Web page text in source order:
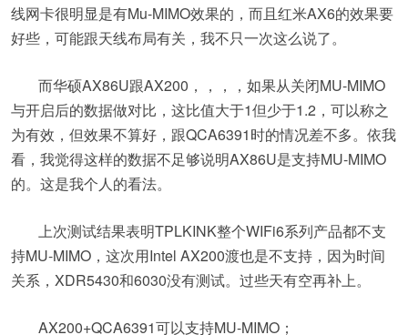
线网卡很明显是有Mu-MIMO效果的，而且红米AX6的效果要
好些，可能跟天线布局有关，我不只一次这么说了。
而华硕AX86U跟AX200，，，，如果从关闭MU-MIMO
与开启后的数据做对比，这比值大于1但少于1.2，可以称之
为有效，但效果不算好，跟QCA6391时的情况差不多。依我
看，我觉得这样的数据不足够说明AX86U是支持MU-MIMO
的。这是我个人的看法。
上次测试结果表明TPLKINK整个WIFi6系列产品都不支
持MU-MIMO，这次用Intel AX200渡也是不支持，因为时间
关系，XDR5430和6030没有测试。过些天有空再补上。
AX200+QCA6391可以支持MU-MIMO；